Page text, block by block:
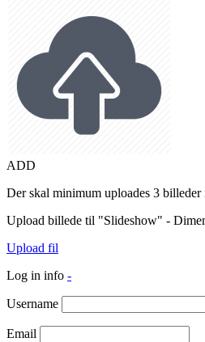
ADD
Der skal minimum uploades 3
Upload billede til "Slideshow" -
Upload fil
Log in info -
Username
Email